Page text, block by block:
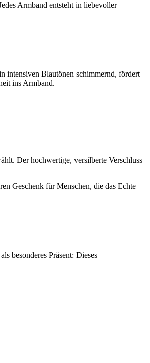
Armband entsteht in liebevoller
intensiven Blautönen schimmernd, fördert
ins Armband.
Der hochwertige, versilberte Verschluss
Geschenk für Menschen, die das Echte
besonderes Präsent: Dieses